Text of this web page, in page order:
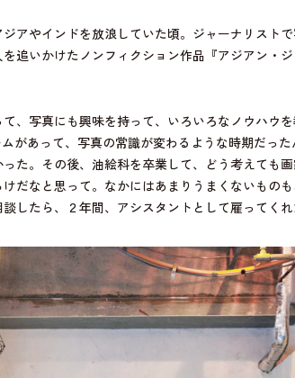
アやインドを放浪していた頃。ジャーナリスト
追いかけたノンフィクション作品『アジアン・
、写真にも興味を持って、いろいろなノウハウ
があって、写真の常識が変わるような時期だっ
た。その後、油絵科を卒業して、どう考えても画
だなと思って。なかにはあまりうまくないもの
したら、２年間、アシスタントとして雇ってくれ